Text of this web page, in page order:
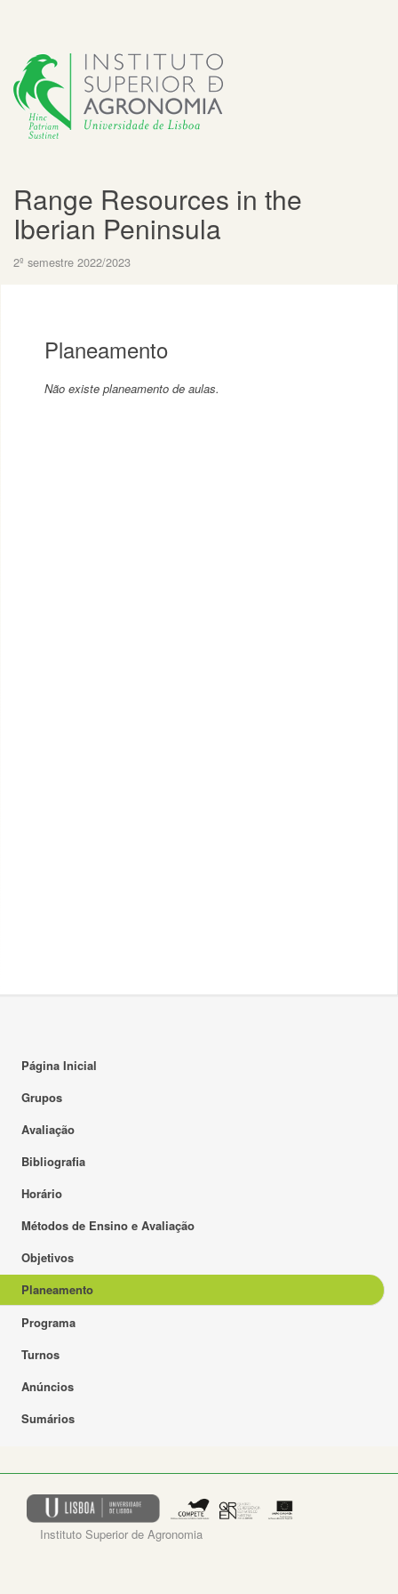
Range Resources in the
Iberian Peninsula
2º semestre 2022/2023
Planeamento
Não existe planeamento de aulas.
Página Inicial
Grupos
Avaliação
Bibliografia
Horário
Métodos de Ensino e Avaliação
Objetivos
Planeamento
Programa
Turnos
Anúncios
Sumários
Instituto Superior de Agronomia